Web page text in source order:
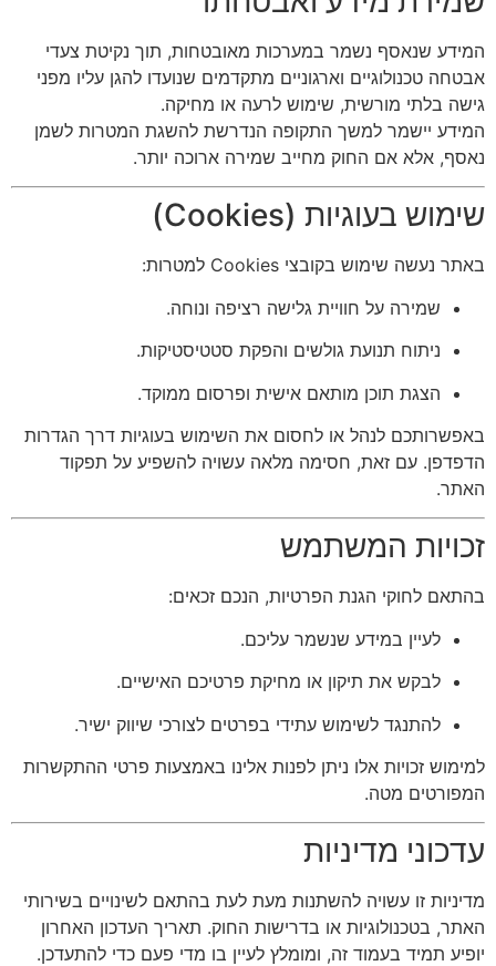
המידע שנאסף נשמר במערכות מאובטחות, תוך נקיטת צעדי
אבטחה טכנולוגיים וארגוניים מתקדמים שנועדו להגן עליו מפני
גישה בלתי מורשית, שימוש לרעה או מחיקה.
המידע יישמר למשך התקופה הנדרשת להשגת המטרות לשמן
נאסף, אלא אם החוק מחייב שמירה ארוכה יותר.
שימוש בעוגיות (Cookies)
באתר נעשה שימוש בקובצי Cookies למטרות:
שמירה על חוויית גלישה רציפה ונוחה.
ניתוח תנועת גולשים והפקת סטטיסטיקות.
הצגת תוכן מותאם אישית ופרסום ממוקד.
באפשרותכם לנהל או לחסום את השימוש בעוגיות דרך הגדרות
הדפדפן. עם זאת, חסימה מלאה עשויה להשפיע על תפקוד
האתר.
זכויות המשתמש
בהתאם לחוקי הגנת הפרטיות, הנכם זכאים:
לעיין במידע שנשמר עליכם.
לבקש את תיקון או מחיקת פרטיכם האישיים.
להתנגד לשימוש עתידי בפרטים לצורכי שיווק ישיר.
למימוש זכויות אלו ניתן לפנות אלינו באמצעות פרטי ההתקשרות
המפורטים מטה.
עדכוני מדיניות
מדיניות זו עשויה להשתנות מעת לעת בהתאם לשינויים בשירותי
האתר, בטכנולוגיות או בדרישות החוק. תאריך העדכון האחרון
יופיע תמיד בעמוד זה, ומומלץ לעיין בו מדי פעם כדי להתעדכן.